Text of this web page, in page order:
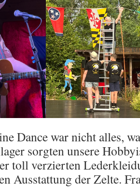
Dance war nicht alles,
sorgten unsere
toll verzierten
Ausstattung der Zelte.